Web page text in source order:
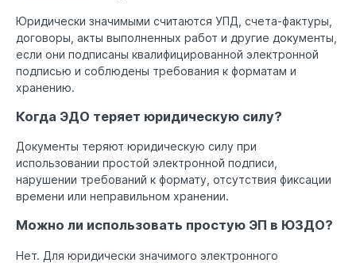
Юридически значимыми считаются УПД, счета-фактуры,
договоры, акты выполненных работ и другие документы,
если они подписаны квалифицированной электронной
подписью и соблюдены требования к форматам и
хранению.
Когда ЭДО теряет юридическую силу?
Документы теряют юридическую силу при
использовании простой электронной подписи,
нарушении требований к формату, отсутствия фиксации
времени или неправильном хранении.
Можно ли использовать простую ЭП в ЮЗДО?
Нет. Для юридически значимого электронного